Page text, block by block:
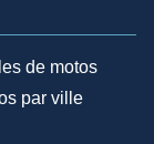
de motos
par ville